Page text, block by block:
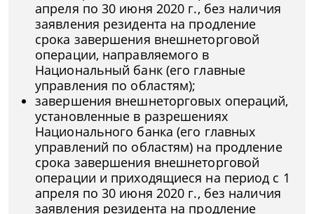
апреля по 30 июня 2020 г., без наличия
заявления резидента на продление
срока завершения внешнеторговой
операции, направляемого в
Национальный банк (его главные
управления по областям);
завершения внешнеторговых операций,
установленные в разрешениях
Национального банка (его главных
управлений по областям) на продление
срока завершения внешнеторговой
операции и приходящиеся на период с 1
апреля по 30 июня 2020 г., без наличия
заявления резидента на продление